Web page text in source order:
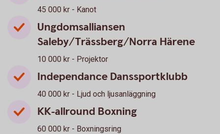
45 000 kr - Kanot
Ungdomsalliansen
Saleby/Trässberg/Norra Härene
10 000 kr - Projektor
Independance Danssportklubb
40 000 kr - Ljud och ljusanläggning
KK-allround Boxning
60 000 kr - Boxningsring